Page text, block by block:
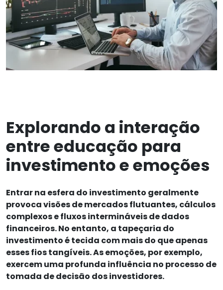
Explorando a interação
entre educação para
investimento e emoções
Entrar na esfera do investimento geralmente
provoca visões de mercados flutuantes, cálculos
complexos e fluxos intermináveis de dados
financeiros. No entanto, a tapeçaria do
investimento é tecida com mais do que apenas
esses fios tangíveis. As emoções, por exemplo,
exercem uma profunda influência no processo de
tomada de decisão dos investidores.